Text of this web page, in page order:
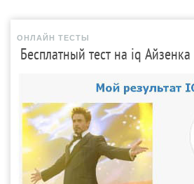
ОНЛАЙН ТЕСТЫ
Бесплатный тест на iq Айзенка